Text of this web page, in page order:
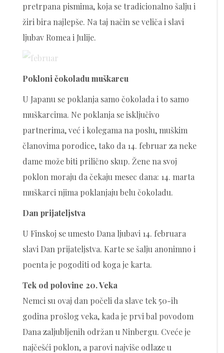
pretrpana pismima, koja se tradicionalno šalju i
žiri bira najlepše. Na taj način se veliča i slavi
ljubav Romea i Julije.
Pokloni čokoladu muškarcu
U Japanu se poklanja samo čokolada i to samo
muškarcima. Ne poklanja se isključivo
partnerima, već i kolegama na poslu, muškim
članovima porodice, tako da 14. februar za neke
dame može biti prilično skup. Žene na svoj
poklon moraju da čekaju mesec dana: 14. marta
muškarci njima poklanjaju belu čokoladu.
Dan prijateljstva
U Finskoj se umesto Dana ljubavi 14. februara
slavi Dan prijateljstva. Karte se šalju anonimno i
poenta je pogoditi od koga je karta.
Tek od polovine 20. Veka
Nemci su ovaj dan počeli da slave tek 50-ih
godina prošlog veka, kada je prvi bal povodom
Dana zaljubljenih održan u Ninbergu. Cveće je
najčešći poklon, a parovi najviše odlaze u